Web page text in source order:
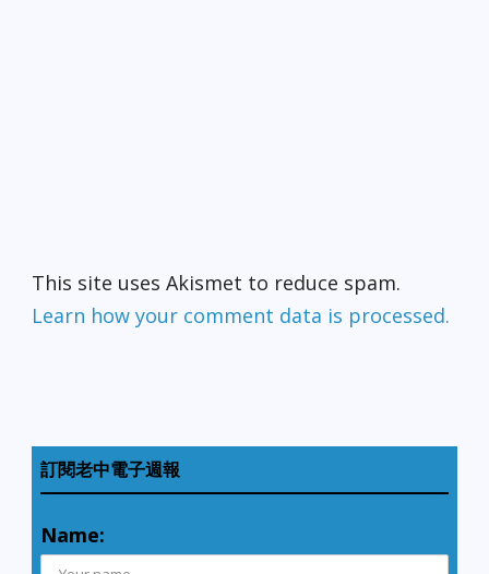
This site uses Akismet to reduce spam.
Learn how your comment data is processed.
訂閱老中電子週報
Name: